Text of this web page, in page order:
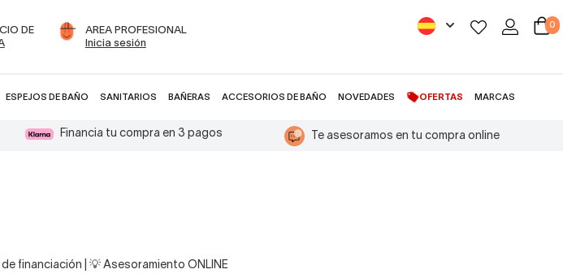
DE
AREA PROFESIONAL
Inicia sesión
0
ESPEJOS DE BAÑO SANITARIOS BAÑERAS ACCESORIOS DE BAÑO NOVEDADES OFERTAS MARCAS
Financia tu compra en 3 pagos Te asesoramos en tu compra online
financiación | 💡 Asesoramiento ONLINE